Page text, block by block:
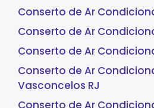
Conserto de Ar
Conserto de Ar
Conserto de Ar
Conserto de Ar
Vasconcelos RJ
Conserto de Ar